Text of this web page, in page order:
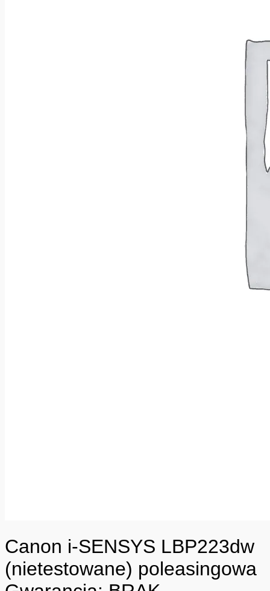
Canon i-SENSYS LBP223dw
(nietestowane) poleasingowa